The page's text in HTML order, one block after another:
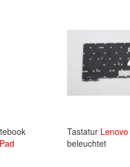
Tastatur Lenovo
beleuchtet